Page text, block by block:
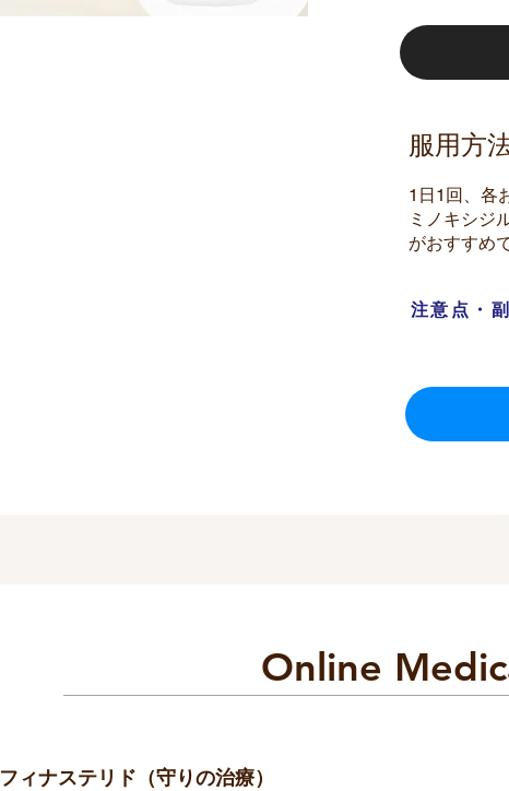
服用方
1日1回、各
ミノキシジ
がおすすめ
注意点・
Online
フィナステリド（守りの治療）